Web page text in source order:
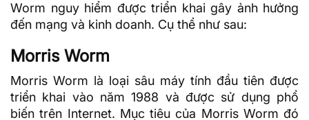
Worm nguy hiểm được triển khai gây ảnh hưởng
đến mạng và kinh doanh. Cụ thể như sau:
Morris Worm
Morris Worm là loại sâu máy tính đầu tiên được
triển khai vào năm 1988 và được sử dụng phổ
biến trên Internet. Mục tiêu của Morris Worm đó